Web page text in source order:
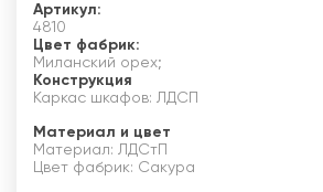
Артикул:
4810
Цвет фабрик:
Миланский орех;
Конструкция
Каркас шкафов: ЛДСП
Материал и цвет
Материал: ЛДСтП
Цвет фабрик: Сакура